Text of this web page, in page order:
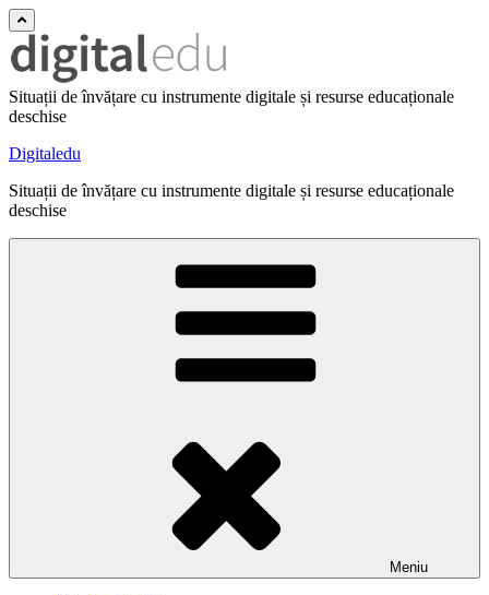
Situații de învățare cu instrumente digitale și resurse educaționale
deschise
Digitaledu
Situații de învățare cu instrumente digitale și resurse educaționale
deschise
Meniu